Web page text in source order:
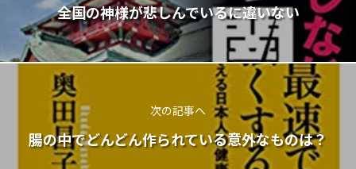
全国の神様が悲しんでいるに違いない
次の記事へ
腸の中でどんどん作られている意外なものは？